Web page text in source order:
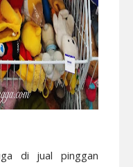
di jual pinggan